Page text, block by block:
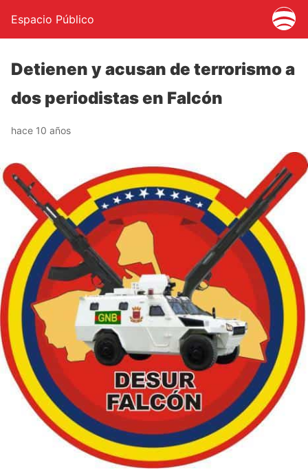
Espacio Público
Detienen y acusan de terrorismo a
dos periodistas en Falcón
hace 10 años